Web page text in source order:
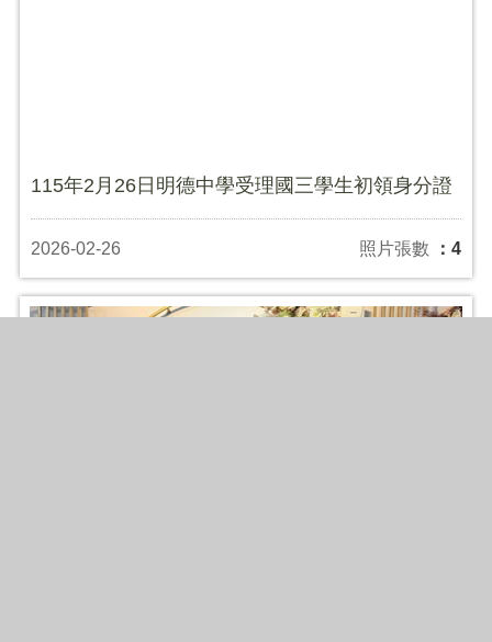
115年2月26日明德中學受理國三學生初領身分證
2026-02-26 照片張數 ：4